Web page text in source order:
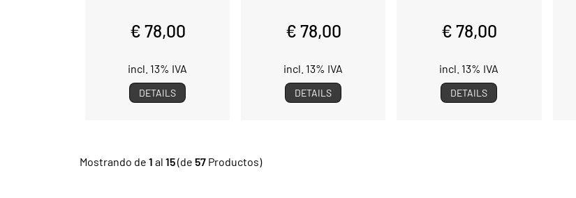
€ 78,00
incl. 13% IVA
DETAILS
€ 78,00
incl. 13% IVA
DETAILS
€ 78,00
incl. 13% IVA
DETAILS
Mostrando de 1 al 15(de 57 Productos)